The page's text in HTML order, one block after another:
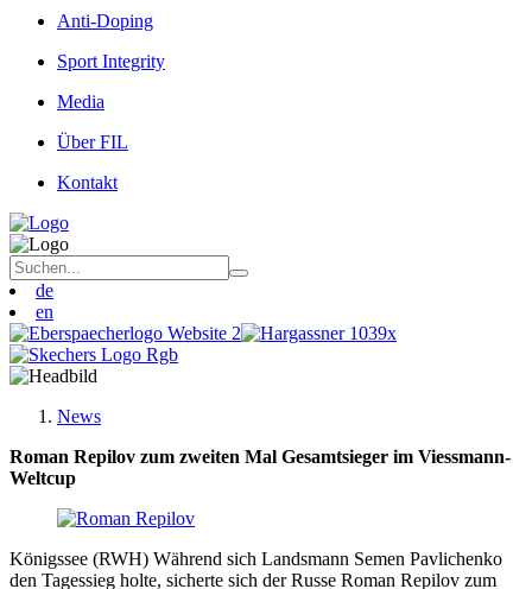
Anti-Doping
Sport Integrity
Media
Über FIL
Kontakt
de
en
News
Roman Repilov zum zweiten Mal Gesamtsieger im Viessmann-
Weltcup
Königssee (RWH) Während sich Landsmann Semen Pavlichenko
den Tagessieg holte, sicherte sich der Russe Roman Repilov zum